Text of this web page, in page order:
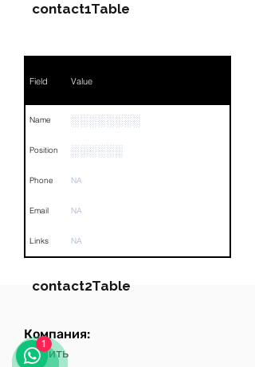
contact1Table
Field Value
Name ░░░░░░░░
Position ░░░░░░
Phone NA
Email NA
Links NA
contact2Table
Field
Компания:
Ценить
1